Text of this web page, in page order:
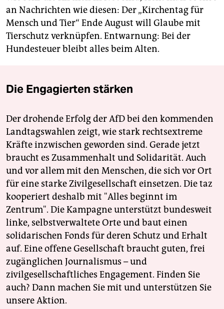
an Nachrichten wie diesen: Der „Kirchentag für
Mensch und Tier“ Ende August will Glaube mit
Tierschutz verknüpfen. Entwarnung: Bei der
Hundesteuer bleibt alles beim Alten.
Die Engagierten stärken
Der drohende Erfolg der AfD bei den kommenden
Landtagswahlen zeigt, wie stark rechtsextreme
Kräfte inzwischen geworden sind. Gerade jetzt
braucht es Zusammenhalt und Solidarität. Auch
und vor allem mit den Menschen, die sich vor Ort
für eine starke Zivilgesellschaft einsetzen. Die taz
kooperiert deshalb mit "Alles beginnt im
Zentrum". Die Kampagne unterstützt bundesweit
linke, selbstverwaltete Orte und baut einen
solidarischen Fonds für deren Schutz und Erhalt
auf. Eine offene Gesellschaft braucht guten, frei
zugänglichen Journalismus – und
zivilgesellschaftliches Engagement. Finden Sie
auch? Dann machen Sie mit und unterstützen Sie
unsere Aktion.